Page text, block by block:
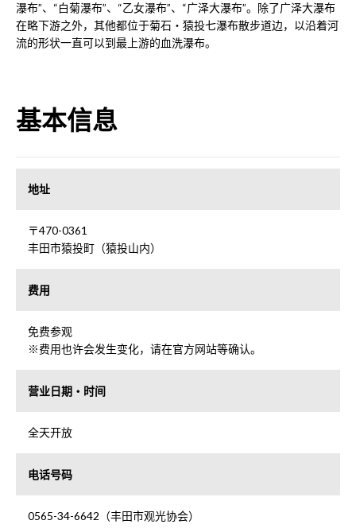
瀑布”、“白菊瀑布”、“乙女瀑布”、“广泽大瀑布”。除了广泽大瀑布
在略下游之外，其他都位于菊石・猿投七瀑布散步道边，以沿着河
流的形状一直可以到最上游的血洗瀑布。
基本信息
地址
〒470-0361
丰田市猿投町（猿投山内）
费用
免费参观
※费用也许会发生变化，请在官方网站等确认。
营业日期・时间
全天开放
电话号码
0565-34-6642（丰田市观光协会）